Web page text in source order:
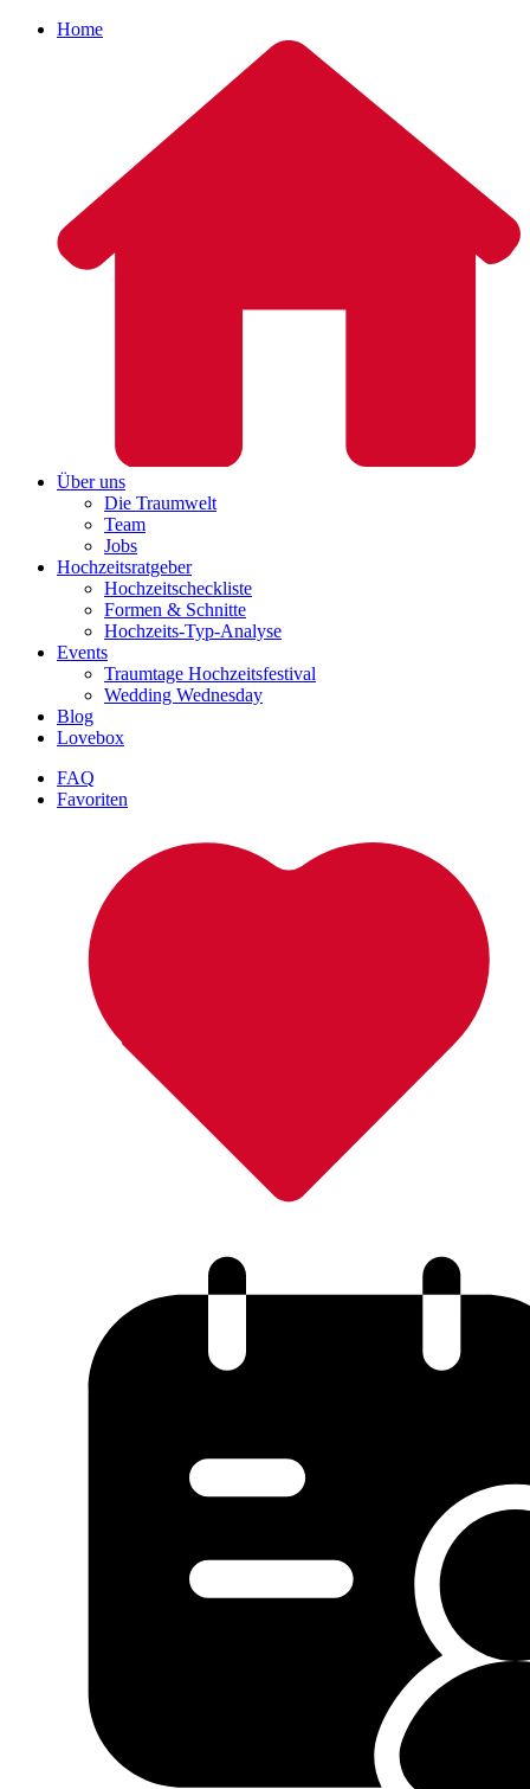
Home
Über uns
Die Traumwelt
Team
Jobs
Hochzeitsratgeber
Hochzeitscheckliste
Formen & Schnitte
Hochzeits-Typ-Analyse
Events
Traumtage Hochzeitsfestival
Wedding Wednesday
Blog
Lovebox
FAQ
Favoriten